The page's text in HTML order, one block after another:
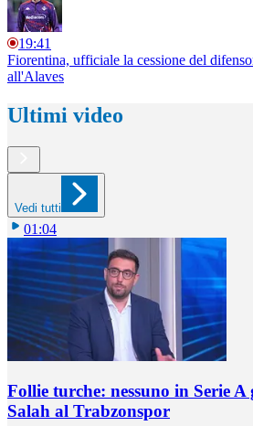
19:41
Fiorentina, ufficiale la cessione del
all'Alaves
Ultimi video
Vedi tutti
01:04
Follie turche: nessuno in Serie
Salah al Trabzonspor